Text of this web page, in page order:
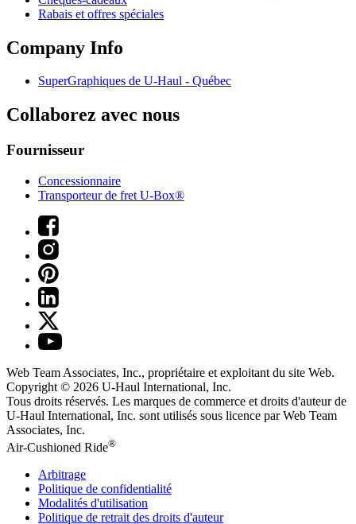
Rabais et offres spéciales
Company Info
SuperGraphiques de U-Haul - Québec
Collaborez avec nous
Fournisseur
Concessionnaire
Transporteur de fret U-Box®
Web Team Associates, Inc., propriétaire et exploitant du site Web.
Copyright © 2026 U-Haul International, Inc.
Tous droits réservés. Les marques de commerce et droits d'auteur de
U-Haul International, Inc. sont utilisés sous licence par Web Team
Associates, Inc.
Air-Cushioned Ride®
Arbitrage
Politique de confidentialité
Modalités d'utilisation
Politique de retrait des droits d'auteur